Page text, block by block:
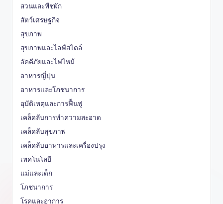
สวนและพืชผัก
สัตว์เศรษฐกิจ
สุขภาพ
สุขภาพและไลฟ์สไตล์
อัคคีภัยและไฟไหม้
อาหารญี่ปุ่น
อาหารและโภชนาการ
อุบัติเหตุและการฟื้นฟู
เคล็ดลับการทำความสะอาด
เคล็ดลับสุขภาพ
เคล็ดลับอาหารและเครื่องปรุง
เทคโนโลยี
แม่และเด็ก
โภชนาการ
โรคและอาการ